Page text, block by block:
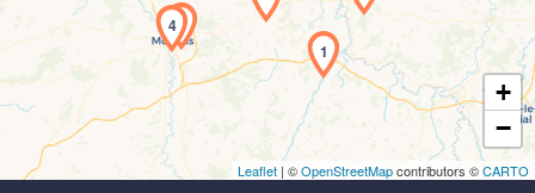
1
2
4
+
−
Leaflet | ©OpenStreetMapcontributors ©CARTO